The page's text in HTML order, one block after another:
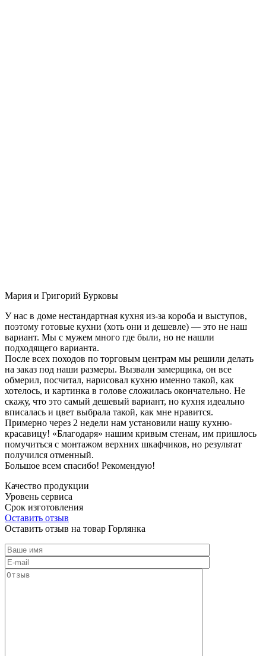
Мария и Григорий Бурковы
У нас в доме нестандартная кухня из-за короба и выступов,
поэтому готовые кухни (хоть они и дешевле) — это не наш
вариант. Мы с мужем много где были, но не нашли
подходящего варианта.
После всех походов по торговым центрам мы решили делать
на заказ под наши размеры. Вызвали замерщика, он все
обмерил, посчитал, нарисовал кухню именно такой, как
хотелось, и картинка в голове сложилась окончательно. Не
скажу, что это самый дешевый вариант, но кухня идеально
вписалась и цвет выбрала такой, как мне нравится.
Примерно через 2 недели нам установили нашу кухню-
красавицу! «Благодаря» нашим кривым стенам, им пришлось
помучиться с монтажом верхних шкафчиков, но результат
получился отменный.
Большое всем спасибо! Рекомендую!
Качество продукции
Уровень сервиса
Срок изготовления
Оставить отзыв
Оставить отзыв на товар Горлянка